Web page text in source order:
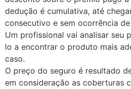
dedução é cumulativa, até
consecutivo e sem ocorrência
Um profissional vai analisar seu
lo a encontrar o produto mais
caso.
O preço do seguro é resultado
em consideração as coberturas